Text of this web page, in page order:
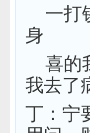
一打
身
喜的
我去了
丁：宁